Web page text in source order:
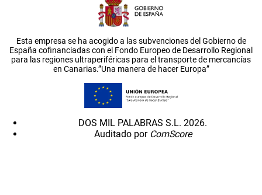
Esta empresa se ha acogido a las subvenciones del Gobierno de
España cofinanciadas con el Fondo Europeo de Desarrollo Regional
para las regiones ultraperiféricas para el transporte de mercancías
en Canarias.”Una manera de hacer Europa”
DOS MIL PALABRAS S.L. 2026.
Auditado por ComScore